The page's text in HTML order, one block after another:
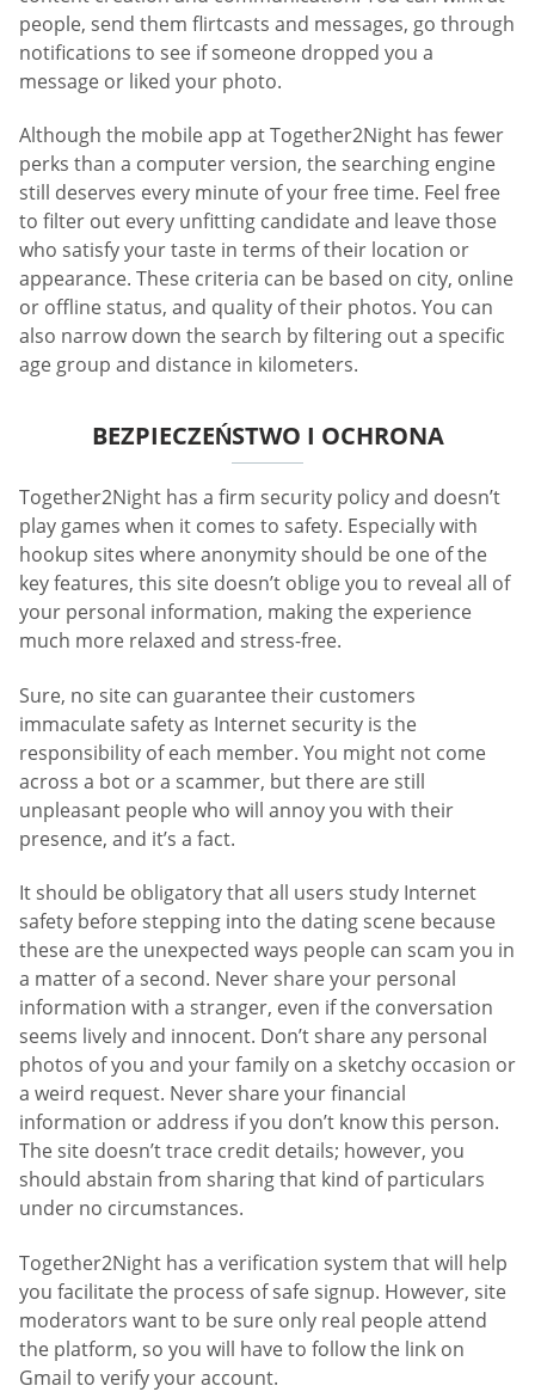
people, send them flirtcasts and messages, go through
notifications to see if someone dropped you a
message or liked your photo.
Although the mobile app at Together2Night has fewer
perks than a computer version, the searching engine
still deserves every minute of your free time. Feel free
to filter out every unfitting candidate and leave those
who satisfy your taste in terms of their location or
appearance. These criteria can be based on city, online
or offline status, and quality of their photos. You can
also narrow down the search by filtering out a specific
age group and distance in kilometers.
BEZPIECZEŃSTWO I OCHRONA
Together2Night has a firm security policy and doesn’t
play games when it comes to safety. Especially with
hookup sites where anonymity should be one of the
key features, this site doesn’t oblige you to reveal all of
your personal information, making the experience
much more relaxed and stress-free.
Sure, no site can guarantee their customers
immaculate safety as Internet security is the
responsibility of each member. You might not come
across a bot or a scammer, but there are still
unpleasant people who will annoy you with their
presence, and it’s a fact.
It should be obligatory that all users study Internet
safety before stepping into the dating scene because
these are the unexpected ways people can scam you in
a matter of a second. Never share your personal
information with a stranger, even if the conversation
seems lively and innocent. Don’t share any personal
photos of you and your family on a sketchy occasion or
a weird request. Never share your financial
information or address if you don’t know this person.
The site doesn’t trace credit details; however, you
should abstain from sharing that kind of particulars
under no circumstances.
Together2Night has a verification system that will help
you facilitate the process of safe signup. However, site
moderators want to be sure only real people attend
the platform, so you will have to follow the link on
Gmail to verify your account.